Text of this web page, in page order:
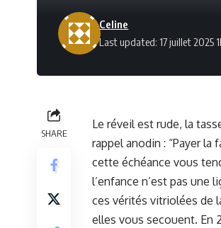
Last updated: 17 juillet 2025
Celine
SHARE
Le réveil est rude, la
rappel anodin : “Payer la
cette échéance vous
l’enfance n’est pas une
ces vérités vitriolées de
elles vous secouent. En